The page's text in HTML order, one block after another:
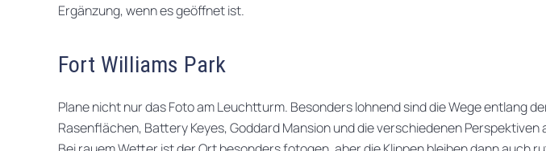
Ergänzung, wenn es geöffnet ist.
Fort Williams Park
Plane nicht nur das Foto am Leuchtturm. Besonders lohnend sind die Wege entlang
Rasenflächen, Battery Keyes, Goddard Mansion und die verschiedenen